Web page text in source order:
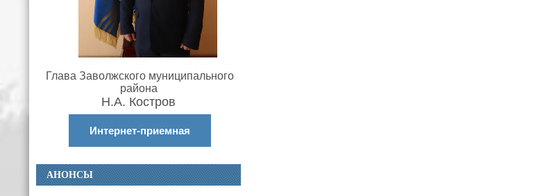
Глава Заволжского муниципального
района
Н.А. Костров
Интернет-приемная
АНОНСЫ